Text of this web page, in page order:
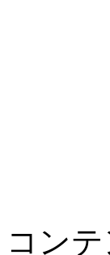
コン